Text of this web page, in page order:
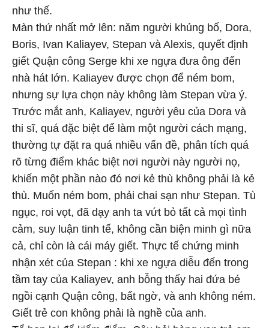
như thế.
Màn thứ nhất mở lên: năm người khủng bố, Dora,
Boris, Ivan Kaliayev, Stepan và Alexis, quyết định
giết Quận công Serge khi xe ngựa đưa ông đến
nhà hát lớn. Kaliayev được chọn để ném bom,
nhưng sự lựa chọn này không làm Stepan vừa ý.
Trước mắt anh, Kaliayev, người yêu của Dora và
thi sĩ, quá đặc biệt để làm một người cách mạng,
thường tự đặt ra quá nhiều vấn đề, phân tích quá
rõ từng điểm khác biệt nơi người này người nọ,
khiến một phần nào đó nơi kẻ thù không phải là kẻ
thù. Muốn ném bom, phải chai sạn như Stepan. Tù
ngục, roi vọt, đã dạy anh ta vứt bỏ tất cả mọi tình
cảm, suy luận tinh tế, không cần biện minh gì nữa
cả, chỉ còn là cái máy giết. Thực tế chứng minh
nhận xét của Stepan : khi xe ngựa diễu đến trong
tầm tay của Kaliayev, anh bỗng thấy hai đứa bé
ngồi cạnh Quận công, bất ngờ, và anh không ném.
Giết trẻ con không phải là nghề của anh.